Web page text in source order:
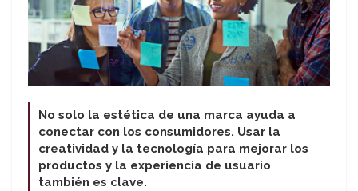
No solo la estética de una marca ayuda a
conectar con los consumidores. Usar la
creatividad y la tecnología para mejorar los
productos y la experiencia de usuario
también es clave.